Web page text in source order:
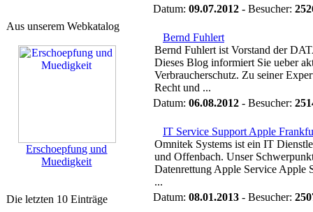
Aus unserem Webkatalog
Erschoepfung und
Muedigkeit
Die letzten 10 Einträge
Datum: 09.07.2012 - Besucher:
Bernd Fuhlert
Bernd Fuhlert ist Vorstand der
Dieses Blog informiert Sie ueber
Verbraucherschutz. Zu seiner
Recht und ...
Datum: 06.08.2012 - Besucher:
IT Service Support Apple
Omnitek Systems ist ein IT
und Offenbach. Unser
Datenrettung Apple Service Apple
...
Datum: 08.01.2013 - Besucher: